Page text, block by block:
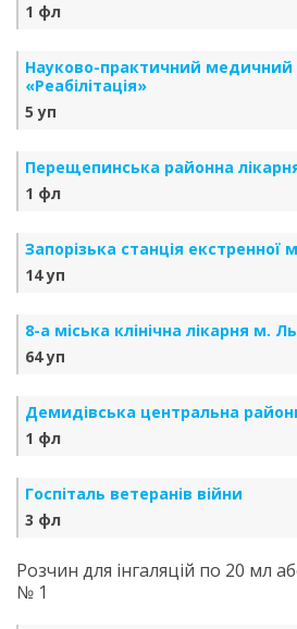
1 фл
Науково-практичний медичний
«Реабілітація»
5 уп
Перещепинська районна
1 фл
Запорізька станція
14 уп
8-а міська клінічна лікарня м.
64 уп
Демидівська центральна
1 фл
Госпіталь ветеранів війни
3 фл
Розчин для інгаляцій по 20 мл
№ 1